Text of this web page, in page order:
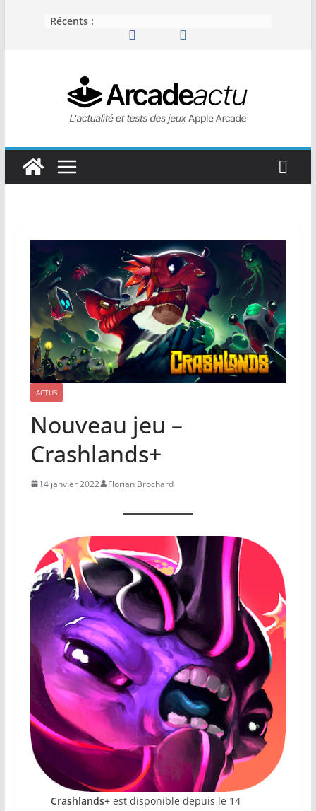
Récents :
ACTUS
Nouveau jeu –
Crashlands+
14 janvier 2022 Florian Brochard
Crashlands+est disponible depuis le 14